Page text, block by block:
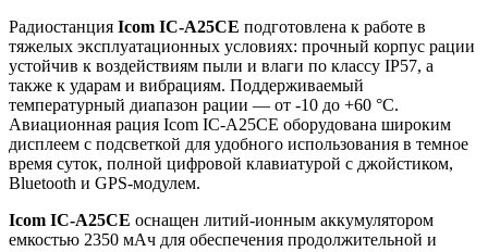
Радиостанция Icom IC-A25CE подготовлена к работе в
тяжелых эксплуатационных условиях: прочный корпус рации
устойчив к воздействиям пыли и влаги по классу IP57, а
также к ударам и вибрациям. Поддерживаемый
температурный диапазон рации — от -10 до +60 °С.
Авиационная рация Icom IC-A25CE оборудована широким
дисплеем с подсветкой для удобного использования в темное
время суток, полной цифровой клавиатурой с джойстиком,
Bluetooth и GPS-модулем.
Icom IC-A25CE оснащен литий-ионным аккумулятором
емкостью 2350 мАч для обеспечения продолжительной и